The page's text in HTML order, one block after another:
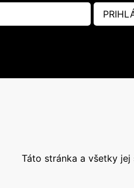
Táto stránka a všetky